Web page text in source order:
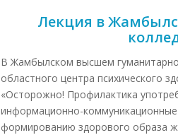
Лекция в
В Жамбылском высшем
областного центра психического
«Осторожно! Профилактика
информационно-
формированию здорового образа